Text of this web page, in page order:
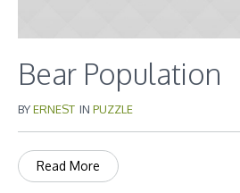
Bear Population
BYERNEST IN PUZZLE
Read More